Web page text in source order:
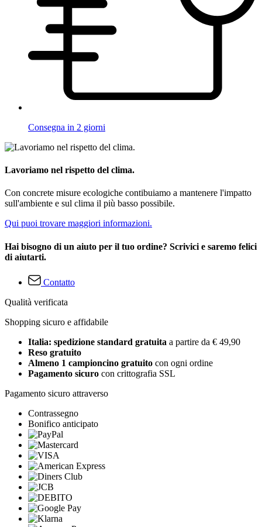
Consegna in 2 giorni
Lavoriamo nel rispetto del clima.
Con concrete misure ecologiche contibuiamo a mantenere l'impatto
sull'ambiente e sul clima il più basso possibile.
Qui puoi trovare maggiori informazioni.
Hai bisogno di un aiuto per il tuo ordine? Scrivici e saremo felici
di aiutarti.
Contatto
Qualità verificata
Shopping sicuro e affidabile
Italia: spedizione standard gratuita a partire da € 49,90
Reso gratuito
Almeno 1 campioncino gratuito con ogni ordine
Pagamento sicuro con crittografia SSL
Pagamento sicuro attraverso
Contrassegno
Bonifico anticipato